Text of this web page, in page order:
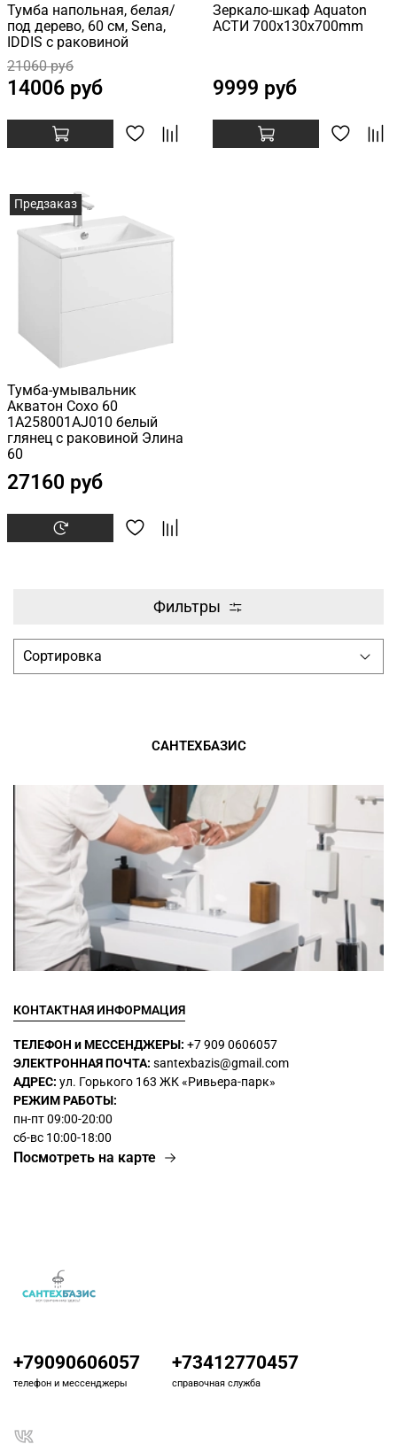
Тумба напольная, белая/
под дерево, 60 см, Sena,
IDDIS с раковиной
21060 руб
14006 руб
Зеркало-шкаф Aquaton
АСТИ 700x130x700mm
9999 руб
Предзаказ
Тумба-умывальник
Акватон Сохо 60
1A258001AJ010 белый
глянец с раковиной Элина
60
27160 руб
Фильтры
САНТЕХБАЗИС
КОНТАКТНАЯ ИНФОРМАЦИЯ
ТЕЛЕФОН и МЕССЕНДЖЕРЫ: +7 909 0606057
ЭЛЕКТРОННАЯ ПОЧТА: santexbazis@gmail.com
АДРЕС: ул. Горького 163 ЖК«Ривьера-парк»
РЕЖИМ РАБОТЫ:
пн-пт 09:00-20:00
сб-вс 10:00-18:00
Посмотреть на карте
+79090606057
телефон и мессенджеры
+73412770457
справочная служба